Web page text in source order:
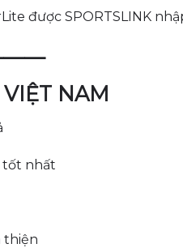
được SPORTSLINK
NAM
tốt nhất
thiện